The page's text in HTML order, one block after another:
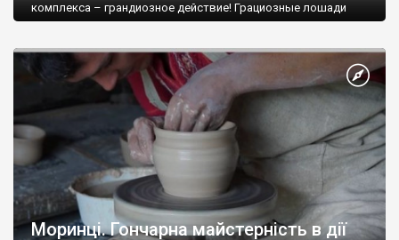
комплекса – грандиозное действие! Грациозные лошади
показывали зрителям свои умения.
Моринці. Гончарна майстерність в дії